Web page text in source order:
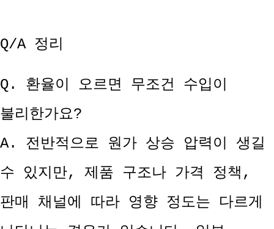
Q/A 정리
Q. 환율이 오르면 무조건 수입이
불리한가요?
A. 전반적으로 원가 상승 압력이 생길
수 있지만, 제품 구조나 가격 정책,
판매 채널에 따라 영향 정도는 다르게